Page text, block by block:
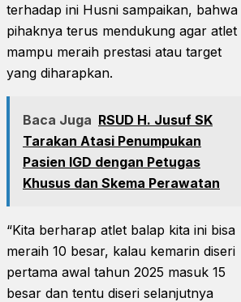
terhadap ini Husni sampaikan, bahwa
pihaknya terus mendukung agar atlet
mampu meraih prestasi atau target
yang diharapkan.
Baca Juga RSUD H. Jusuf SK
Tarakan Atasi Penumpukan
Pasien IGD dengan Petugas
Khusus dan Skema Perawatan
“Kita berharap atlet balap kita ini bisa
meraih 10 besar, kalau kemarin diseri
pertama awal tahun 2025 masuk 15
besar dan tentu diseri selanjutnya